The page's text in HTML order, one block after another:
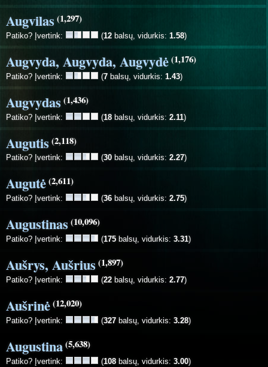
Augvilas (1,297)
Patiko? Įvertink: (12 balsų, vidurkis: 1.58)
Augvyda, Augvyda, Augvydė(1,176)
Patiko? Įvertink: (7 balsų, vidurkis: 1.43)
Augvydas (1,436)
Patiko? Įvertink: (18 balsų, vidurkis: 2.11)
Augutis (2,118)
Patiko? Įvertink: (30 balsų, vidurkis: 2.27)
Augutė(2,611)
Patiko? Įvertink: (36 balsų, vidurkis: 2.75)
Augustinas(10,096)
Patiko? Įvertink: (175 balsų, vidurkis: 3.31)
Aušrys, Aušrius(1,897)
Patiko? Įvertink: (22 balsų, vidurkis: 2.77)
Aušrinė(12,020)
Patiko? Įvertink: (327 balsų, vidurkis: 3.28)
Augustina(5,638)
Patiko? Įvertink: (108 balsų, vidurkis: 3.00)